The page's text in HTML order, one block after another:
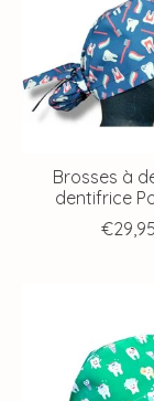
Brosses à
dentifrice
€29,95